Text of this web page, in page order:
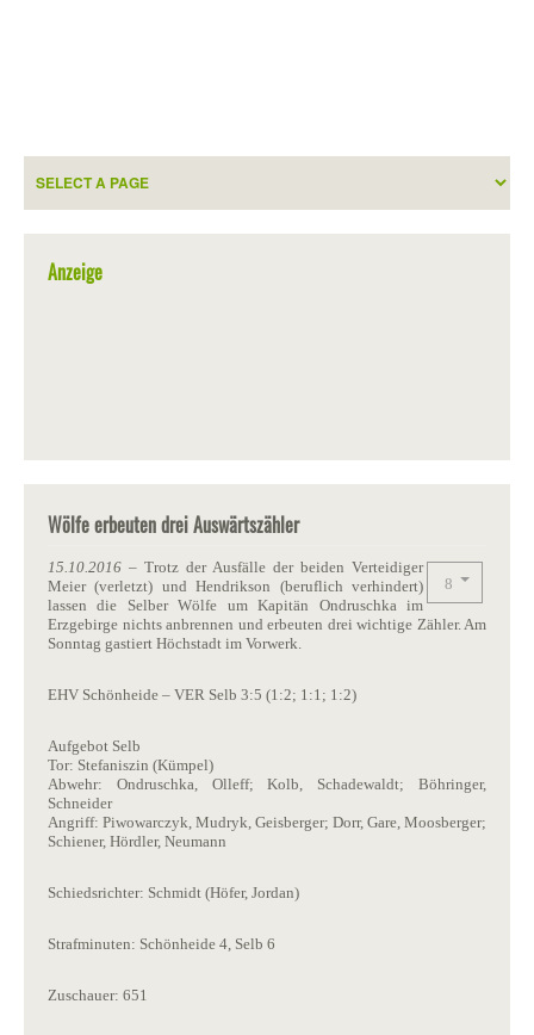
Anzeige
Wölfe erbeuten drei Auswärtszähler
15.10.2016 – Trotz der Ausfälle der beiden Verteidiger
Meier (verletzt) und Hendrikson (beruflich verhindert)
lassen die Selber Wölfe um Kapitän Ondruschka im
Erzgebirge nichts anbrennen und erbeuten drei wichtige Zähler. Am
Sonntag gastiert Höchstadt im Vorwerk.
EHV Schönheide – VER Selb 3:5 (1:2; 1:1; 1:2)
Aufgebot Selb
Tor: Stefaniszin (Kümpel)
Abwehr: Ondruschka, Olleff; Kolb, Schadewaldt; Böhringer,
Schneider
Angriff: Piwowarczyk, Mudryk, Geisberger; Dorr, Gare, Moosberger;
Schiener, Hördler, Neumann
Schiedsrichter: Schmidt (Höfer, Jordan)
Strafminuten: Schönheide 4, Selb 6
Zuschauer: 651